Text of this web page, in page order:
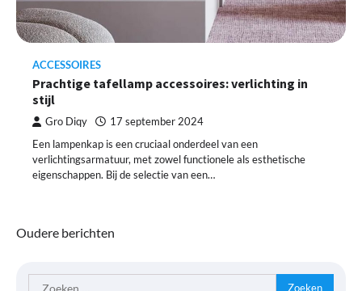
ACCESSOIRES
Prachtige tafellamp accessoires: verlichting in
stijl
Gro Diqy 17 september 2024
Een lampenkap is een cruciaal onderdeel van een
verlichtingsarmatuur, met zowel functionele als esthetische
eigenschappen. Bij de selectie van een…
Berichtennavigatie
Oudere berichten
Zoeken